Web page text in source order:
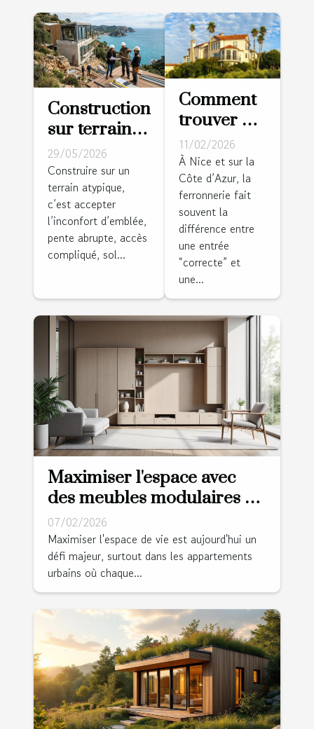
Construction
sur terrain
atypique : le
pari des
architectes
audacieux
29/05/2026
Construire sur un
terrain atypique,
c’est accepter
l’inconfort d’emblée,
pente abrupte, accès
compliqué, sol...
Comment
trouver LE
ferronnier
à Nice
pour
mettre en
valeur sa
villa sur la
côte ?
11/02/2026
À Nice et sur la
Côte d’Azur, la
ferronnerie fait
souvent la
différence entre
une entrée
“correcte” et
une...
Maximiser l'espace avec
des meubles modulaires et
multifonctions
07/02/2026
Maximiser l'espace de vie est aujourd'hui un
défi majeur, surtout dans les appartements
urbains où chaque...